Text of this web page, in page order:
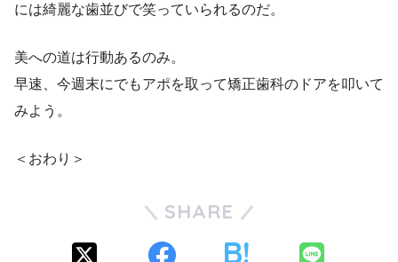
には綺麗な歯並びで笑っていられるのだ。
美への道は行動あるのみ。
早速、今週末にでもアポを取って矯正歯科のドアを叩いて
みよう。
＜おわり＞
SHARE